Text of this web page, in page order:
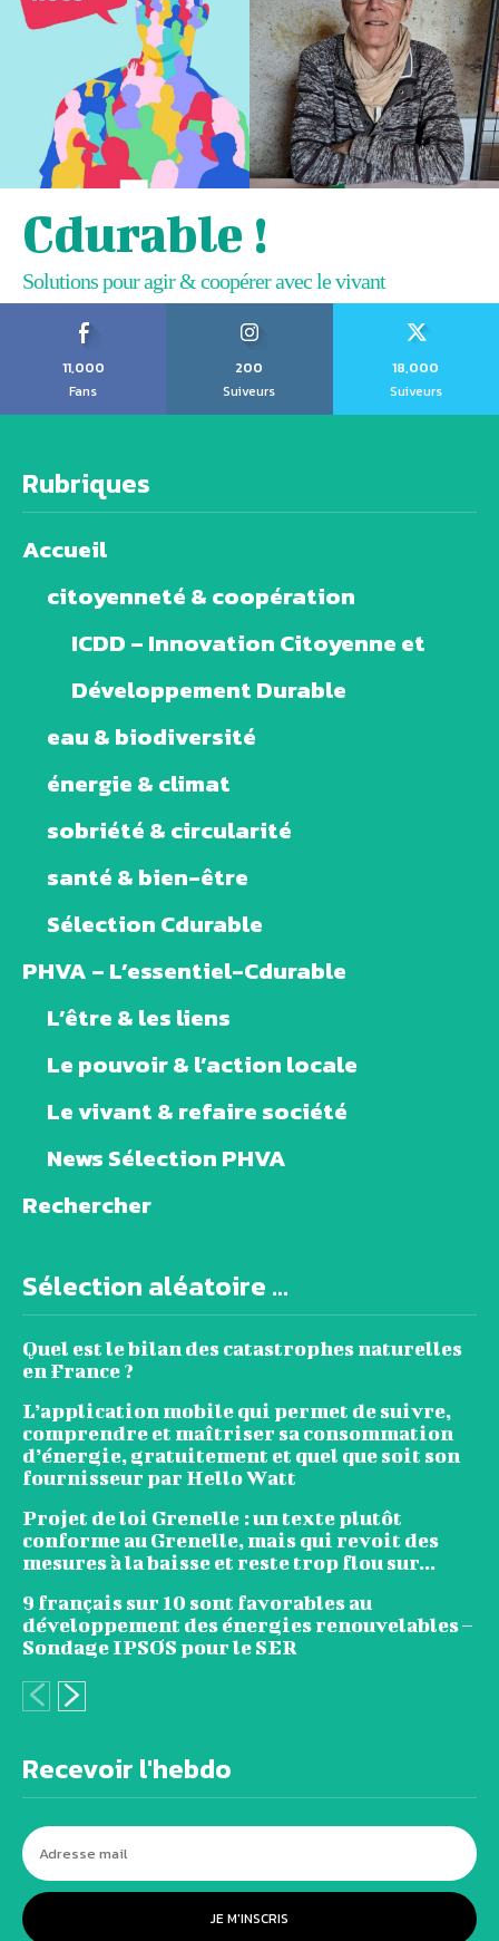
Cdurable !
Solutions pour agir & coopérer avec le vivant
11,000
Fans
200
Suiveurs
18,000
Suiveurs
Rubriques
Accueil
citoyenneté & coopération
ICDD – Innovation Citoyenne et
Développement Durable
eau & biodiversité
énergie & climat
sobriété & circularité
santé & bien-être
Sélection Cdurable
PHVA – L’essentiel-Cdurable
L’être & les liens
Le pouvoir & l’action locale
Le vivant & refaire société
News Sélection PHVA
Rechercher
Sélection aléatoire ...
Quel est le bilan des catastrophes naturelles
en France ?
L’application mobile qui permet de suivre,
comprendre et maîtriser sa consommation
d’énergie, gratuitement et quel que soit son
fournisseur par Hello Watt
Projet de loi Grenelle : un texte plutôt
conforme au Grenelle, mais qui revoit des
mesures à la baisse et reste trop flou sur...
9 français sur 10 sont favorables au
développement des énergies renouvelables –
Sondage IPSOS pour le SER
Recevoir l'hebdo
JE M'INSCRIS